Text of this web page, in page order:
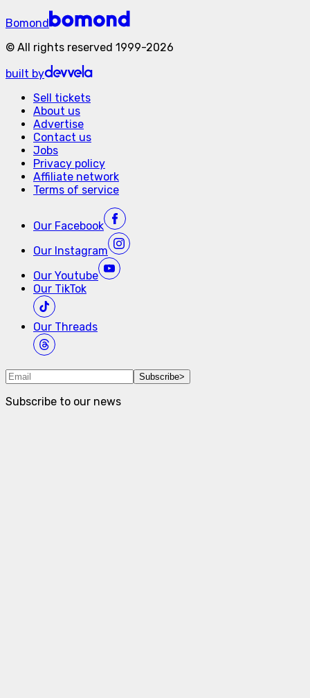
Bomond
© All rights reserved 1999-2026
built by
Sell tickets
About us
Advertise
Contact us
Jobs
Privacy policy
Affiliate network
Terms of service
Our Facebook
Our Instagram
Our Youtube
Our TikTok
Our Threads
Subscribe>
Subscribe to our news